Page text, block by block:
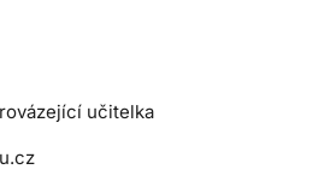
učitelka